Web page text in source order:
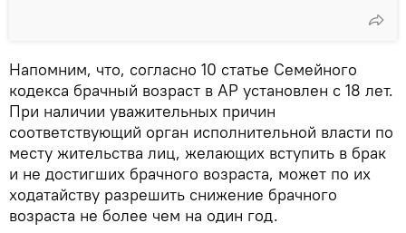
Напомним, что, согласно 10 статье Семейного
кодекса брачный возраст в АР установлен с 18 лет.
При наличии уважительных причин
соответствующий орган исполнительной власти по
месту жительства лиц, желающих вступить в брак
и не достигших брачного возраста, может по их
ходатайству разрешить снижение брачного
возраста не более чем на один год.